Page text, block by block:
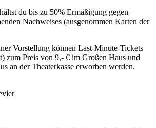
du bis zu 50% Ermäßigung gegen
Nachweises (ausgenommen Karten der
Vorstellung können Last-Minute-Tickets
zum Preis von 9,- € im Großen Haus und
an der Theaterkasse erworben werden.